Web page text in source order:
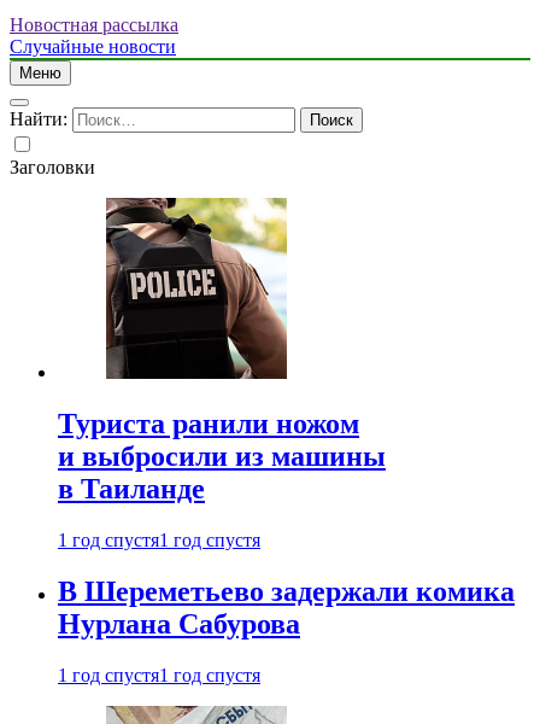
Новостная рассылка
Случайные новости
Меню
Найти:
Заголовки
Туриста ранили ножом
и выбросили из машины
в Таиланде
1 год спустя1 год спустя
В Шереметьево задержали комика
Нурлана Сабурова
1 год спустя1 год спустя